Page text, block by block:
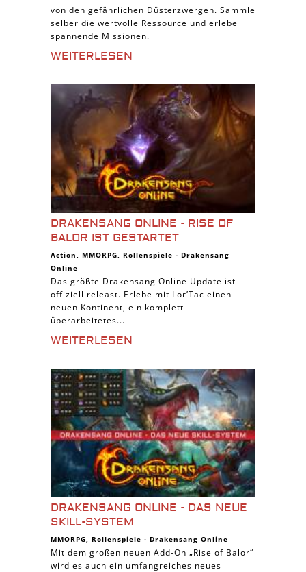
von den gefährlichen Düsterzwergen. Sammle
selber die wertvolle Ressource und erlebe
spannende Missionen.
WEITERLESEN
DRAKENSANG ONLINE - RISE OF
BALOR IST GESTARTET
Action, MMORPG, Rollenspiele - Drakensang
Online
Das größte Drakensang Online Update ist
offiziell releast. Erlebe mit Lor’Tac einen
neuen Kontinent, ein komplett
überarbeitetes...
WEITERLESEN
DRAKENSANG ONLINE - DAS NEUE
SKILL-SYSTEM
MMORPG, Rollenspiele - Drakensang Online
Mit dem großen neuen Add-On „Rise of Balor“
wird es auch ein umfangreiches neues